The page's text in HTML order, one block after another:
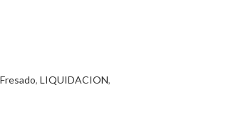
, LIQUIDACION,